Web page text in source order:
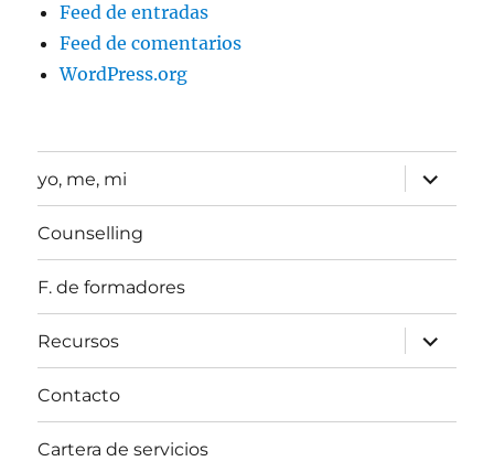
Feed de entradas
Feed de comentarios
WordPress.org
yo, me, mi
expande
el
menú
Counselling
F. de formadores
Recursos
expande
el
menú
Contacto
Cartera de servicios